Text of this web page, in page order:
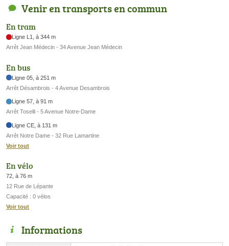
Venir en transports en commun
En tram
Ligne L1, à 344 m
Arrêt Jean Médecin - 34 Avenue Jean Médecin
En bus
Ligne 05, à 251 m
Arrêt Désambrois - 4 Avenue Desambrois
Ligne 57, à 91 m
Arrêt Toselli - 5 Avenue Notre-Dame
Ligne CE, à 131 m
Arrêt Notre Dame - 32 Rue Lamartine
Voir tout
En vélo
72, à 76 m
12 Rue de Lépante
Capacité : 0 vélos
Voir tout
Informations